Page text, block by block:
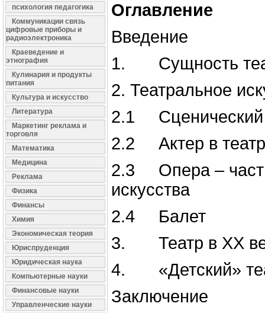
психология педагогика
Коммуникации связь
цифровые приборы и
радиоэлектроника
Краеведение и
этнография
Кулинария и продукты
питания
Культура и искусство
Литература
Маркетинг реклама и
торговля
Математика
Медицина
Реклама
Физика
Финансы
Химия
Экономическая теория
Юриспруденция
Юридическая наука
Компьютерные науки
Финансовые науки
Управленческие науки
Оглавление
Введение
1. Сущность
2. Театральное
2.1 Сценический
2.2 Актер в
2.3 Опера –
искусства
2.4 Балет
3. Театр в XX
4. «Детский»
Заключение